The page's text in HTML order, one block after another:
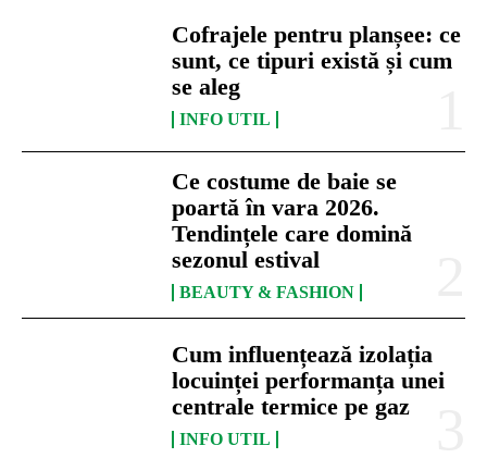
Cofrajele pentru planșee: ce
sunt, ce tipuri există și cum
se aleg
INFO UTIL
Ce costume de baie se
poartă în vara 2026.
Tendințele care domină
sezonul estival
BEAUTY & FASHION
Cum influențează izolația
locuinței performanța unei
centrale termice pe gaz
INFO UTIL